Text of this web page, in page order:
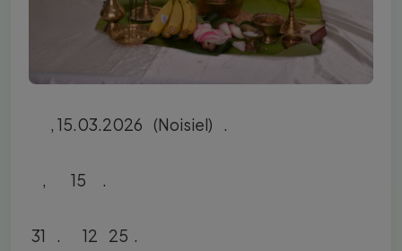
தமிழியல் இளங்கலைமாணிப் பட்டப்படிப்புத் தேர்வை நிறைவு செய்தோருக்கான மதிப்பளிப்பு நிகழ்வு, 15.03.2026 ஞாயிற்றுக்கிழமை நுவாசியல் (Noisiel) நகரில் சிறப்பாக நடைபெற்றது.
இக்கற்கை நெறியைத் தமிழ்ச்சோலைத் தலைமைப் பணியகம், தஞ்சாவூர் தமிழ்ப் பல்கலைக்கழகத்துடனும் தமிழ் இணையக் கல்விக்கழகத்துடனும் இணைந்து கடந்த 15 ஆண்டுகளாக நடத்தி வருகின்றது என்பது குறிப்பிடத்தக்கது.
இம்முறை 31 மாணவர்கள் இப்பட்டக்கல்வியை நிறைவு செய்திருந்தனர். இவர்களுள் தமிழ்ச்சோலை பள்ளிகளில் வளர்தமிழ் 12 நிறைவு செய்த 25 மாணவர்களும் அடங்குவர்.